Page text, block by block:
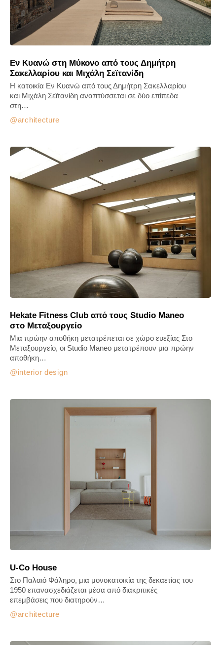
Εν Κυανώ στη Μύκονο από τους Δημήτρη
Σακελλαρίου και Μιχάλη Σεϊτανίδη
architecture
Η κατοικία Εν Κυανώ από τους Δημήτρη Σακελλαρίου
και Μιχάλη Σεϊτανίδη αναπτύσσεται σε δύο επίπεδα
στη…
Hekate Fitness Club από τους Studio Maneo
στο Μεταξουργείο
interior design
Μια πρώην αποθήκη μετατρέπεται σε χώρο ευεξίας Στο
Μεταξουργείο, οι Studio Maneo μετατρέπουν μια πρώην
αποθήκη…
U-Co House
architecture
Στο Παλαιό Φάληρο, μια μονοκατοικία της δεκαετίας του
1950 επανασχεδιάζεται μέσα από διακριτικές
επεμβάσεις που διατηρούν…